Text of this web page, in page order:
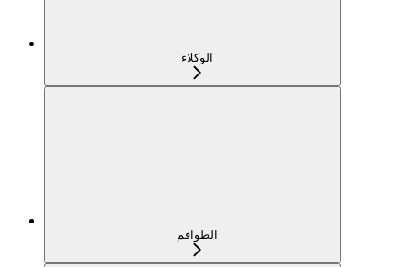
الوكلاء
الطواقم